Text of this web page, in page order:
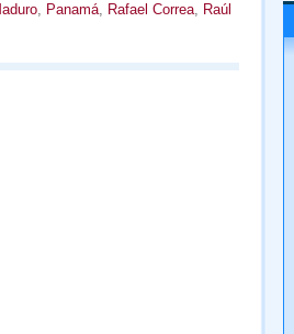
, Panamá, Rafael Correa, Raúl